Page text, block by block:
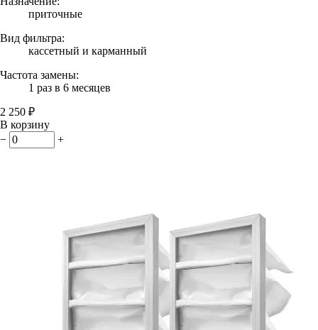
приточные
Вид фильтра:
кассетный и карманный
Частота замены:
1 раз в 6 месяцев
2 250 ₽
В корзину
−
+